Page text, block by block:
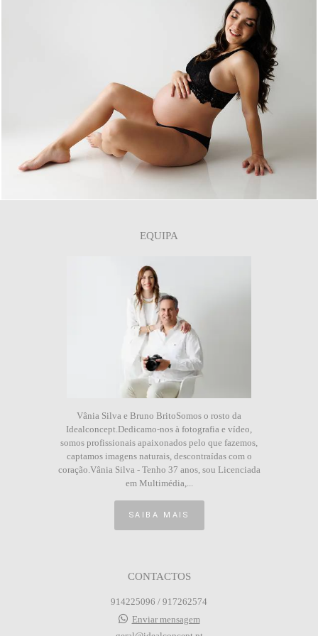
0
EQUIPA
Vânia Silva e Bruno BritoSomos o rosto da
Idealconcept.Dedicamo-nos à fotografia e vídeo,
somos profissionais apaixonados pelo que fazemos,
captamos imagens naturais, descontraídas com o
coração.Vânia Silva - Tenho 37 anos, sou Licenciada
em Multimédia,...
SAIBA MAIS
CONTACTOS
914225096 / 917262574
Enviar mensagem